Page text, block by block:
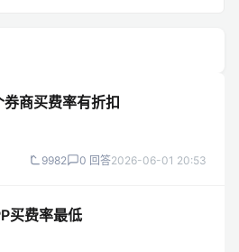
商买费率有折扣
9982 0 回答2026-06-01 20:53
买费率最低